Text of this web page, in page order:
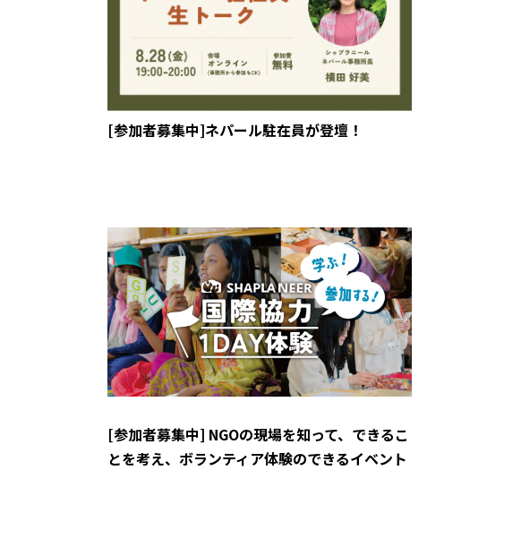
[参加者募集中]ネパール駐在員が登壇！
[参加者募集中] NGOの現場を知って、できるこ
とを考え、ボランティア体験のできるイベント